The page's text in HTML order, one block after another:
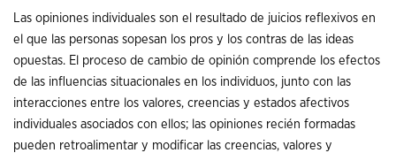
Las opiniones individuales son el resultado de juicios reflexivos en
el que las personas sopesan los pros y los contras de las ideas
opuestas. El proceso de cambio de opinión comprende los efectos
de las influencias situacionales en los individuos, junto con las
interacciones entre los valores, creencias y estados afectivos
individuales asociados con ellos; las opiniones recién formadas
pueden retroalimentar y modificar las creencias, valores y